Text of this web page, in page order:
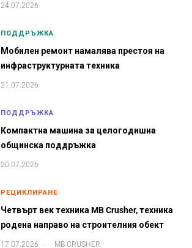
24.07.2026
ПОДДРЪЖКА
Мобилен ремонт намалява престоя на
инфраструктурната техника
21.07.2026
ПОДДРЪЖКА
Компактна машина за целогодишна
общинска поддръжка
20.07.2026
РЕЦИКЛИРАНЕ
Четвърт век техника MB Crusher, техника
родена направо на строителния обект
17.07.2026 MB CRUSHER